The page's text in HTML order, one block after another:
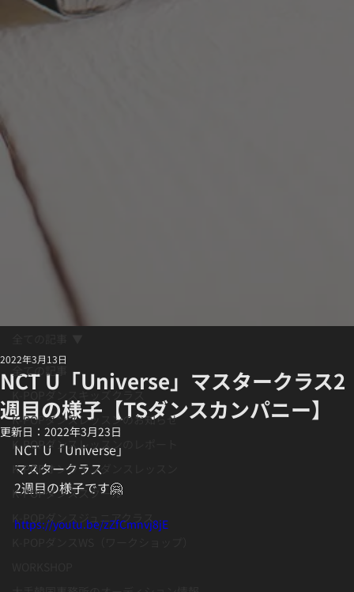
全ての記事
K-POPダンスキッズクラス
K-POPダンスレッスンのお知らせ
K-POPダンスレッスンのレポート
K-POPオンラインダンスレッスン
K-POPダンススクール
K-POPダンスジュニアクラス
NCT U「Universe」マスタークラス2
週目の様子【TSダンスカンパニー】
2022年3月13日
更新日： 2022年3月23日
NCT U「Universe」
マスタークラス
2週目の様子です🤗
https://youtu.be/zZfCmnvj8jE